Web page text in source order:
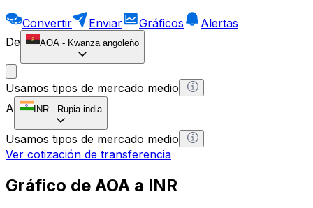
Convertir Enviar Gráficos
Alertas
De
AOA - Kwanza angoleño
Usamos tipos de mercado medio
A
INR - Rupia india
Usamos tipos de mercado medio
Ver cotización de transferencia
Gráfico de AOA a INR